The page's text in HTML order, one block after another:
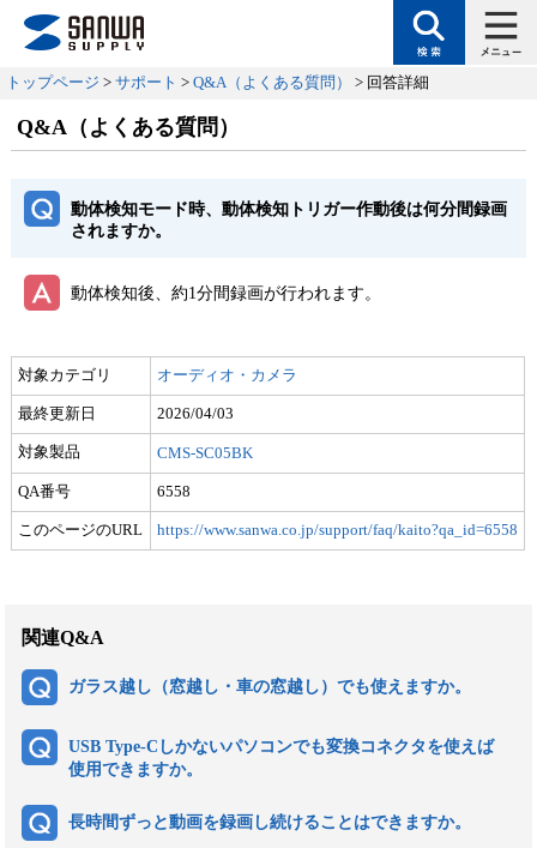
トップページ > サポート > Q&A（よくある質問） > 回答詳細
Q&A（よくある質問）
動体検知モード時、動体検知トリガー作動後は何分間録画
されますか。
動体検知後、約1分間録画が行われます。
対象カテゴリ オーディオ・カメラ
最終更新日 2026/04/03
対象製品 CMS-SC05BK
QA番号 6558
このページのURL https://www.sanwa.co.jp/support/faq/kaito?qa_id=6558
関連Q&A
ガラス越し（窓越し・車の窓越し）でも使えますか。
USB Type-Cしかないパソコンでも変換コネクタを使えば
使用できますか。
長時間ずっと動画を録画し続けることはできますか。